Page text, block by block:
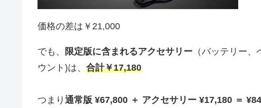
価格の差は￥21,000
でも、 限定版に含まれるアクセサリー （バッテリー
ウント)は、 合計￥17,180
つまり 通常版 ¥67,800 ＋ アクセサリー ¥17,180 ＝